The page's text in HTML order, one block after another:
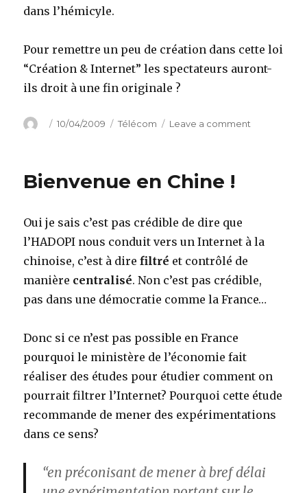
dans l’hémicyle.
Pour remettre un peu de création dans cette loi
“Création & Internet” les spectateurs auront-
ils droit à une fin originale ?
Author
Posted
10/04/2009 Categories
Télécom Leave a comment
Bienvenue en Chine !
Oui je sais c’est pas crédible de dire que
l’HADOPI nous conduit vers un Internet à la
chinoise, c’est à direfiltré et contrôlé de
manière centralisé. Non c’est pas crédible,
pas dans une démocratie comme la France…
Donc si ce n’est pas possible en France
pourquoi le ministère de l’économie fait
réaliser des études pour étudier comment on
pourrait filtrer l’Internet? Pourquoi cette étude
recommande de mener des expérimentations
dans ce sens?
“en préconisant de mener à bref délai